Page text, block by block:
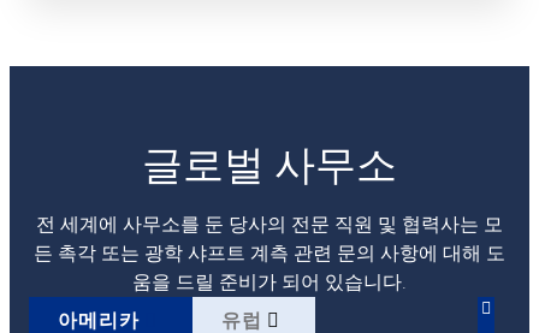
글로벌 사무소
전 세계에 사무소를 둔 당사의 전문 직원 및 협력사는 모
든 촉각 또는 광학 샤프트 계측 관련 문의 사항에 대해 도
움을 드릴 준비가 되어 있습니다.
아메리카
유럽